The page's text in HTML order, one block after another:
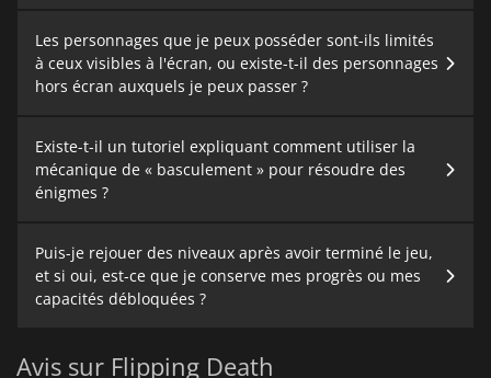
Les personnages que je peux posséder sont-ils limités
à ceux visibles à l'écran, ou existe-t-il des personnages
hors écran auxquels je peux passer ?
Existe-t-il un tutoriel expliquant comment utiliser la
mécanique de « basculement » pour résoudre des
énigmes ?
Puis-je rejouer des niveaux après avoir terminé le jeu,
et si oui, est-ce que je conserve mes progrès ou mes
capacités débloquées ?
Avis sur Flipping Death